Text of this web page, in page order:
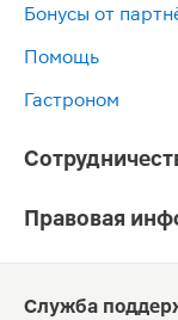
Бонусы от
Помощь
Гастроном
Правовая
Служба